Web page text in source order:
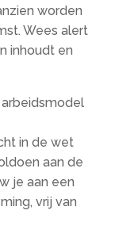
worden
Wees alert
inhoudt en
in de wet
aan de
je aan een
vrij van